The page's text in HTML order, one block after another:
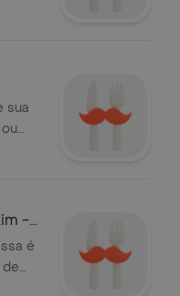
sua
-
é